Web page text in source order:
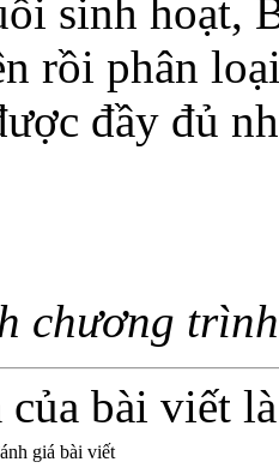
sinh hoạt,
rồi phân
đầy đủ
chương trình
của bài viết
giá bài viết